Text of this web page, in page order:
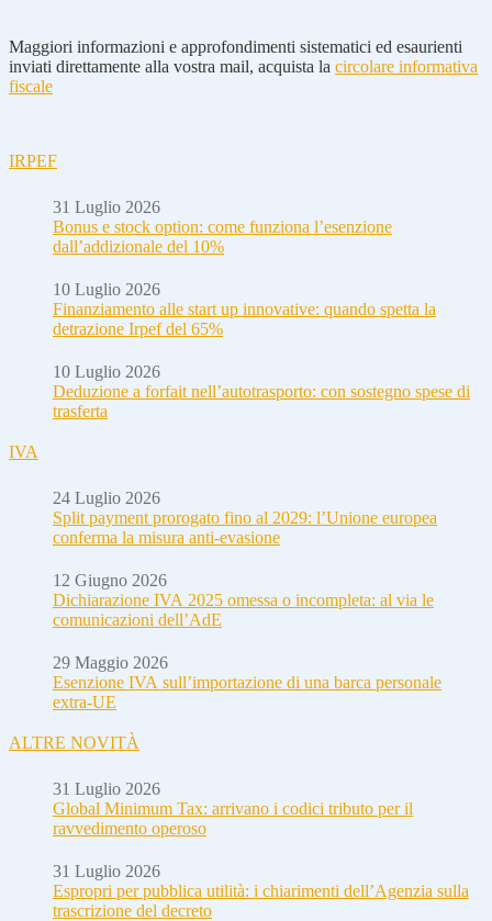
Maggiori informazioni e approfondimenti sistematici ed esaurienti
inviati direttamente alla vostra mail, acquista la circolare informativa
fiscale
IRPEF
31 Luglio 2026
Bonus e stock option: come funziona l’esenzione
dall’addizionale del 10%
10 Luglio 2026
Finanziamento alle start up innovative: quando spetta la
detrazione Irpef del 65%
10 Luglio 2026
Deduzione a forfait nell’autotrasporto: con sostegno spese di
trasferta
IVA
24 Luglio 2026
Split payment prorogato fino al 2029: l’Unione europea
conferma la misura anti-evasione
12 Giugno 2026
Dichiarazione IVA 2025 omessa o incompleta: al via le
comunicazioni dell’AdE
29 Maggio 2026
Esenzione IVA sull’importazione di una barca personale
extra-UE
ALTRE NOVITÀ
31 Luglio 2026
Global Minimum Tax: arrivano i codici tributo per il
ravvedimento operoso
31 Luglio 2026
Espropri per pubblica utilità: i chiarimenti dell’Agenzia sulla
trascrizione del decreto